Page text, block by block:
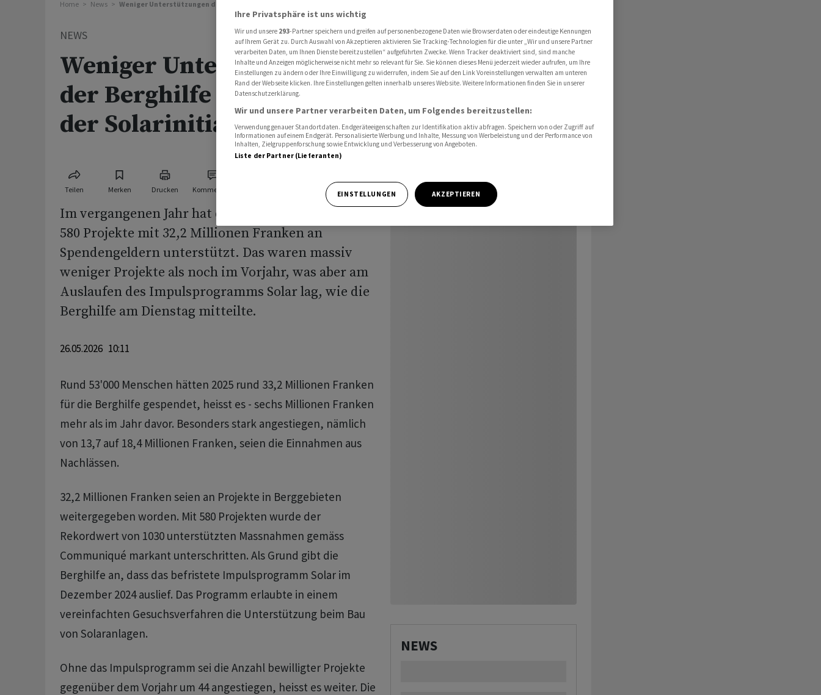
Home News Weniger Unterstützungen der Berghilfe nach Ende der Solarinitiative
NEWS
Weniger Unterstützungen
der Berghilfe nach Ende
der Solarinitiative
Teilen Merken Drucken Kommentare
Im vergangenen Jahr hat die Schweizer Berghilfe
580 Projekte mit 32,2 Millionen Franken an
Spendengeldern unterstützt. Das waren massiv
weniger Projekte als noch im Vorjahr, was aber am
Auslaufen des Impulsprogramms Solar lag, wie die
Berghilfe am Dienstag mitteilte.
26.05.2026 10:11
Rund 53'000 Menschen hätten 2025 rund 33,2 Millionen Franken
für die Berghilfe gespendet, heisst es - sechs Millionen Franken
mehr als im Jahr davor. Besonders stark angestiegen, nämlich
von 13,7 auf 18,4 Millionen Franken, seien die Einnahmen aus
Nachlässen.
32,2 Millionen Franken seien an Projekte in Berggebieten
weitergegeben worden. Mit 580 Projekten wurde der
Rekordwert von 1030 unterstützten Massnahmen gemäss
Communiqué markant unterschritten. Als Grund gibt die
Berghilfe an, dass das befristete Impulsprogramm Solar im
Dezember 2024 auslief. Das Programm erlaubte in einem
vereinfachten Gesuchsverfahren die Unterstützung beim Bau
von Solaranlagen.
Ohne das Impulsprogramm sei die Anzahl bewilligter Projekte
gegenüber dem Vorjahr um 44 angestiegen, heisst es weiter. Die
NEWS
Ihre Privatsphäre ist uns wichtig
Wir und unsere 293-Partner speichern und greifen auf personenbezogene Daten wie Browserdaten oder eindeutige Kennungen
auf Ihrem Gerät zu. Durch Auswahl von Akzeptieren aktivieren Sie Tracking-Technologien für die unter „Wir und unsere Partner
verarbeiten Daten, um Ihnen Dienste bereitzustellen“ aufgeführten Zwecke. Wenn Tracker deaktiviert sind, sind manche
Inhalte und Anzeigen möglicherweise nicht mehr so relevant für Sie. Sie können dieses Menü jederzeit wieder aufrufen, um Ihre
Einstellungen zu ändern oder Ihre Einwilligung zu widerrufen, indem Sie auf den Link Voreinstellungen verwalten am unteren
Rand der Webseite klicken. Ihre Einstellungen gelten innerhalb unseres Website. Weitere Informationen finden Sie in unserer
Datenschutzerklärung.
Wir und unsere Partner verarbeiten Daten, um Folgendes bereitzustellen:
Verwendung genauer Standortdaten. Endgeräteeigenschaften zur Identifikation aktiv abfragen. Speichern von oder Zugriff auf
Informationen auf einem Endgerät. Personalisierte Werbung und Inhalte, Messung von Werbeleistung und der Performance von
Inhalten, Zielgruppenforschung sowie Entwicklung und Verbesserung von Angeboten.
Liste der Partner (Lieferanten)
EINSTELLUNGEN AKZEPTIEREN